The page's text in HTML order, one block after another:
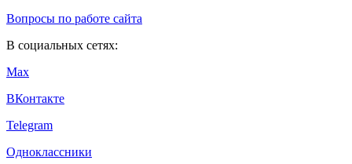
Вопросы по работе сайта
В социальных сетях:
Max
ВКонтакте
Telegram
Одноклассники